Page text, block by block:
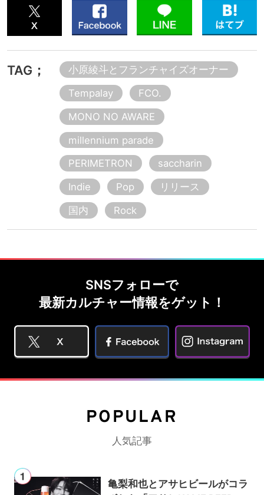
TAG；
小原綾斗とフランチャイズオーナー
Tempalay
FCO.
MONO NO AWARE
millennium parade
PERIMETRON
saccharin
Indie
Pop
リリース
国内
Rock
SNSフォローで
最新カルチャー情報をゲット！
POPULAR
人気記事
亀梨和也とアサヒビールがコラ